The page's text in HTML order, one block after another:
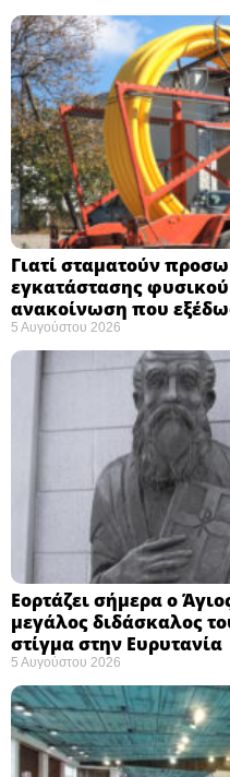
Γιατί σταματούν
εγκατάστασης
ανακοίνωση που
5 Αυγούστου 2026
Εορτάζει σήμερα ο
μεγάλος διδάσκαλος
στίγμα στην Ευρυτανία
5 Αυγούστου 2026